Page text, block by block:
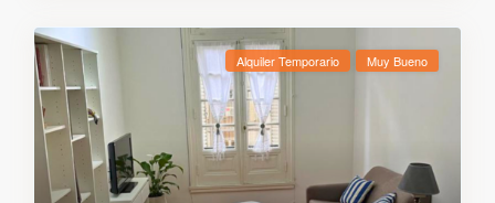
Alquiler Temporario Muy Bueno